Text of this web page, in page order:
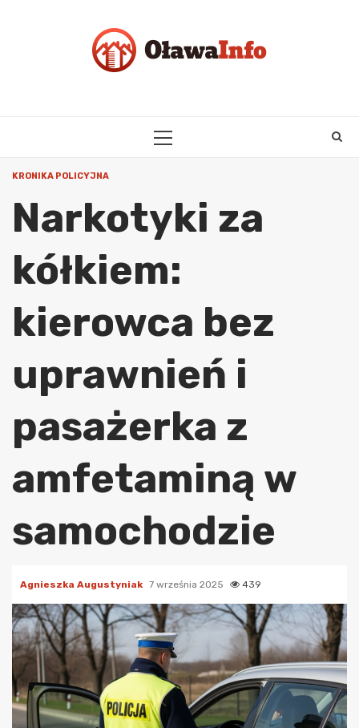
PRIMARY
KRONIKA POLICYJNA
Narkotyki za
kółkiem:
kierowca bez
uprawnień i
pasażerka z
amfetaminą w
samochodzie
Agnieszka Augustyniak 7 września 2025 439